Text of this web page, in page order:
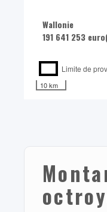
Wallonie
191 641 253
Limite de
10 km